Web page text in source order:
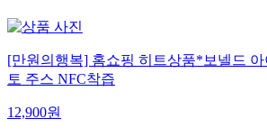
[만원의행복] 홈쇼핑 히트상품*보넬드
토 주스 NFC착즙
12,900원